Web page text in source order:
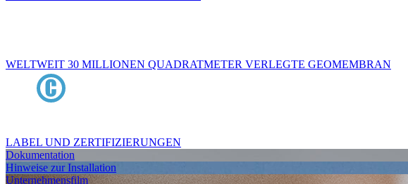
WELTWEIT 30 MILLIONEN QUADRATMETER VERLEGTE GEOMEMBRAN
LABEL UND ZERTIFIZIERUNGEN
Dokumentation
Hinweise zur Installation
Unternehmensfilm